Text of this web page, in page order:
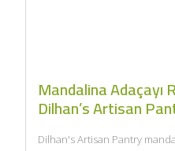
Mandalina Adaçayı
Dilhan’s Artisan
Dilhan's Artisan Pantry